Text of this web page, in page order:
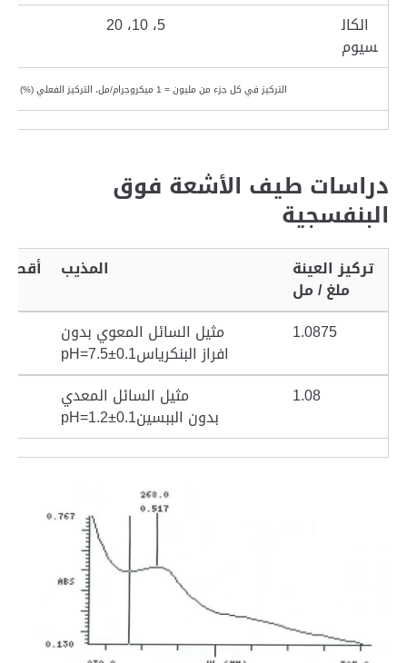
الكال
سيوم
5، 10، 20
التركيز في كل جزء من مليون = 1 ميكروجرام/مل، التركيز الفعلي (%) = التركيز الفعلي (لكل جزء من مليون)
دراسات طيف الأشعة فوق
البنفسجية
تركيز العينة
ملغ / مل
المذيب
1.0875
مثيل السائل المعوي بدون
افرازالبنكرياسpH=7.5±0.1
1.08
مثيل السائل المعدي
بدون الببسينpH=1.2±0.1